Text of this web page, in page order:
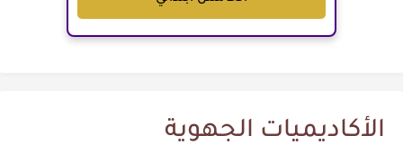
الأكاديميات الجهوية